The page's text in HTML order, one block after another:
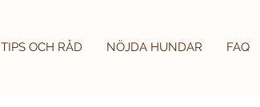
TIPS OCH RÅD NÖJDA HUNDAR FAQ